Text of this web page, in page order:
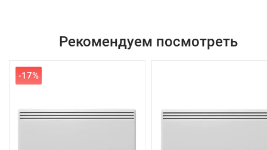
Рекомендуем посмотреть
-17%